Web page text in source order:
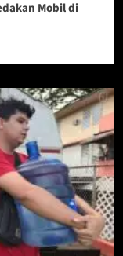
Mobil di